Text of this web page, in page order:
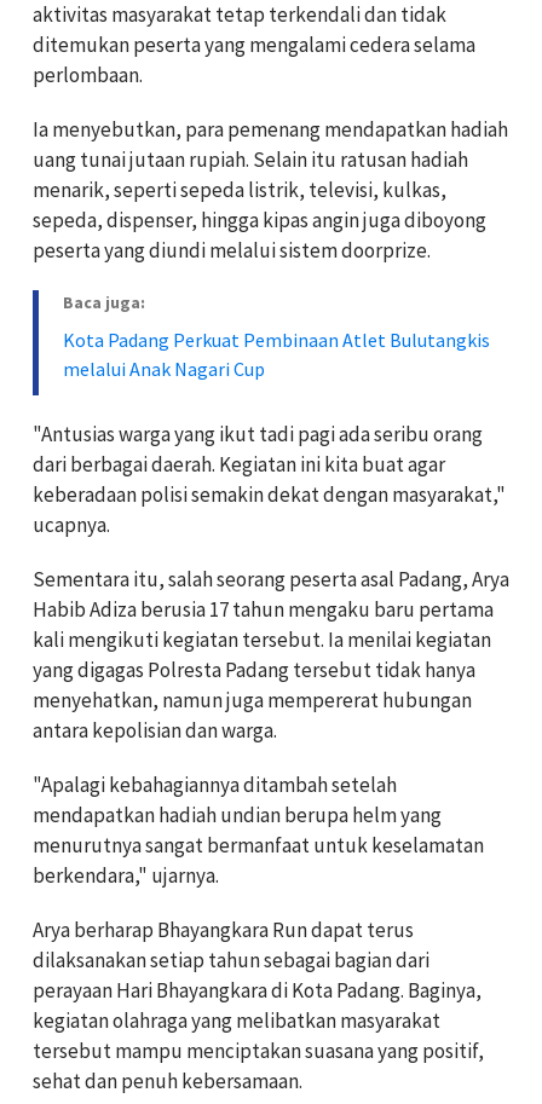
aktivitas masyarakat tetap terkendali dan tidak
ditemukan peserta yang mengalami cedera selama
perlombaan.
Ia menyebutkan, para pemenang mendapatkan hadiah
uang tunai jutaan rupiah. Selain itu ratusan hadiah
menarik, seperti sepeda listrik, televisi, kulkas,
sepeda, dispenser, hingga kipas angin juga diboyong
peserta yang diundi melalui sistem doorprize.
Baca juga:
Kota Padang Perkuat Pembinaan Atlet Bulutangkis
melalui Anak Nagari Cup
"Antusias warga yang ikut tadi pagi ada seribu orang
dari berbagai daerah. Kegiatan ini kita buat agar
keberadaan polisi semakin dekat dengan masyarakat,"
ucapnya.
Sementara itu, salah seorang peserta asal Padang, Arya
Habib Adiza berusia 17 tahun mengaku baru pertama
kali mengikuti kegiatan tersebut. Ia menilai kegiatan
yang digagas Polresta Padang tersebut tidak hanya
menyehatkan, namun juga mempererat hubungan
antara kepolisian dan warga.
"Apalagi kebahagiannya ditambah setelah
mendapatkan hadiah undian berupa helm yang
menurutnya sangat bermanfaat untuk keselamatan
berkendara," ujarnya.
Arya berharap Bhayangkara Run dapat terus
dilaksanakan setiap tahun sebagai bagian dari
perayaan Hari Bhayangkara di Kota Padang. Baginya,
kegiatan olahraga yang melibatkan masyarakat
tersebut mampu menciptakan suasana yang positif,
sehat dan penuh kebersamaan.